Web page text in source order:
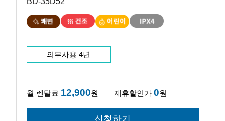
의무사용 4년
월 렌탈료 12,900원 제휴할인가0원